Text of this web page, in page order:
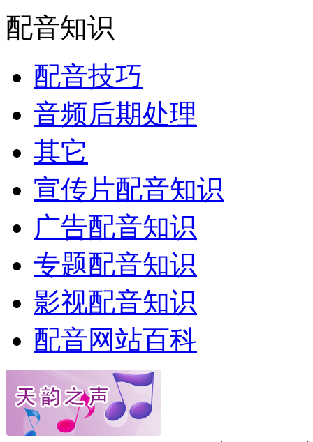
配音知识
配音技巧
音频后期处理
其它
宣传片配音知识
广告配音知识
专题配音知识
影视配音知识
配音网站百科